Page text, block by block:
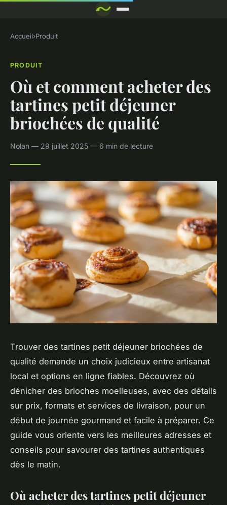
Accueil›Produit
PRODUIT
Où et comment acheter des
tartines petit déjeuner
briochées de qualité
Nolan — 29 juillet 2025 — 6 min de lecture
Trouver des tartines petit déjeuner briochées de
qualité demande un choix judicieux entre artisanat
local et options en ligne fiables. Découvrez où
dénicher des brioches moelleuses, avec des détails
sur prix, formats et services de livraison, pour un
début de journée gourmand et facile à préparer. Ce
guide vous oriente vers les meilleures adresses et
conseils pour savourer des tartines authentiques
dès le matin.
Où acheter des tartines petit déjeuner